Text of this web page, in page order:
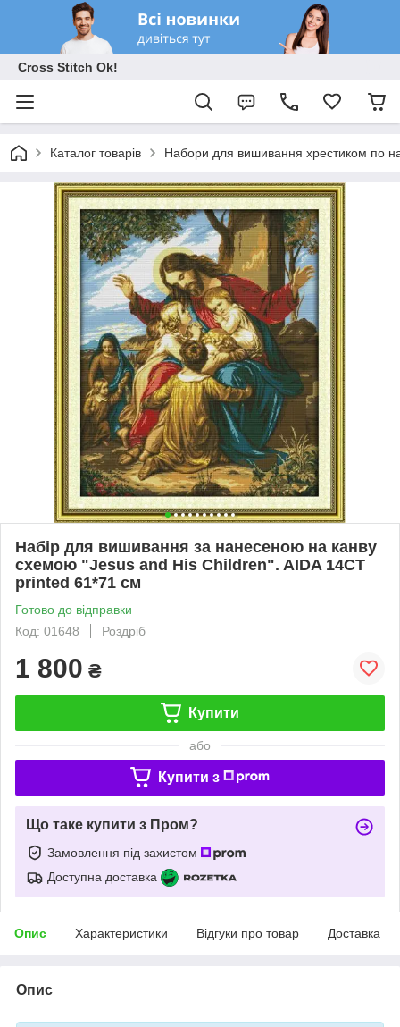
Cross Stitch Ok!
Каталог товарів Набори для вишивання хрестиком по
Набір для вишивання за нанесеною на канву
схемою "Jesus and His Children". AIDA 14CT
printed 61*71 см
Готово до відправки
Код: 01648
Роздріб
1 800 ₴
Купити
або
Купити з
Що таке купити з Пром?
Замовлення під захистом
Доступна доставка
Опис Характеристики Відгуки про товар Доставка
Опис